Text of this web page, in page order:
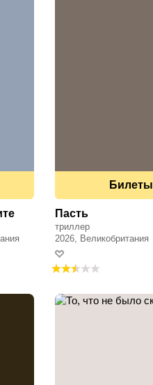
Пасть
триллер
2026, Великобритания
Билеты